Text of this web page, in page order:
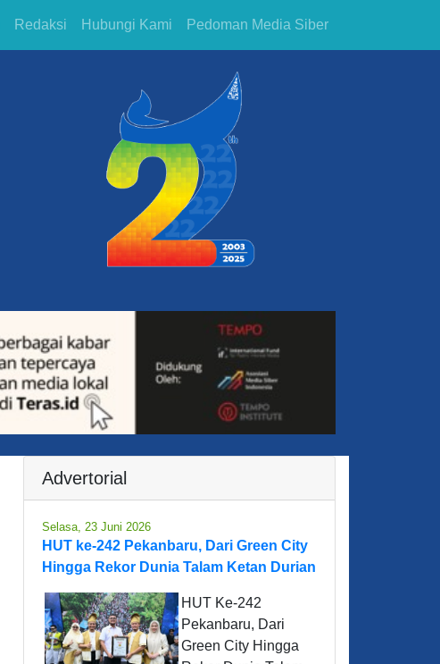
Redaksi Hubungi Kami Pedoman Media Siber
Advertorial
Selasa, 23 Juni 2026
HUT ke-242 Pekanbaru, Dari Green City
Hingga Rekor Dunia Talam Ketan Durian
HUT Ke-242
Pekanbaru, Dari
Green City Hingga